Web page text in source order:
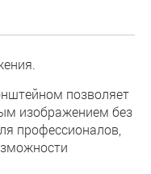
позволяет
изображением без
профессионалов,